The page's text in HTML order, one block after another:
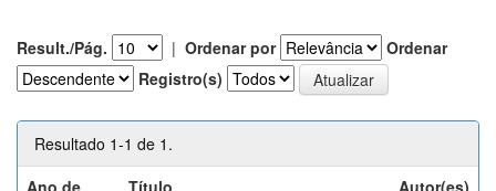
Result./Pág. | Ordenar por
Ordenar
Registro(s)
Resultado 1-1 de 1.
Ano de
Título Autor(es)